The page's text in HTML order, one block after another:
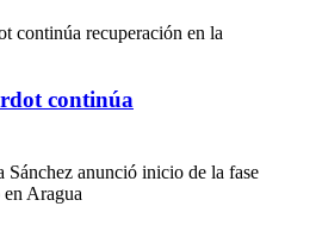
continúa